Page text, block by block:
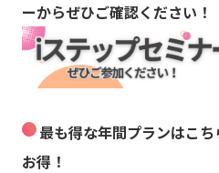
ーからぜひご確認ください！
最も得な年間プランはこ
お得！